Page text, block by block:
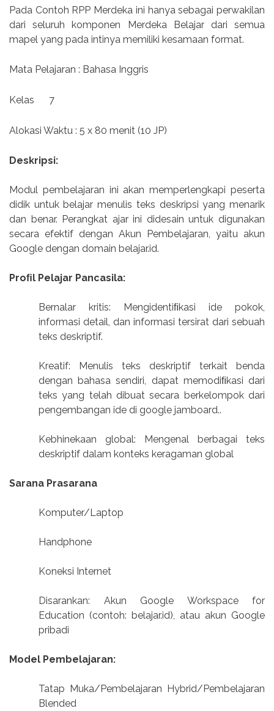
Pada Contoh RPP Merdeka ini hanya sebagai perwakilan
dari seluruh komponen Merdeka Belajar dari semua
mapel yang pada intinya memiliki kesamaan format.
Mata Pelajaran : Bahasa Inggris
Kelas 7
Alokasi Waktu : 5 x 80 menit (10 JP)
Deskripsi:
Modul pembelajaran ini akan memperlengkapi peserta
didik untuk belajar menulis teks deskripsi yang menarik
dan benar. Perangkat ajar ini didesain untuk digunakan
secara efektif dengan Akun Pembelajaran, yaitu akun
Google dengan domain belajar.id.
Proﬁl Pelajar Pancasila:
Bernalar kritis: Mengidentiﬁkasi ide pokok,
informasi detail, dan informasi tersirat dari sebuah
teks deskriptif.
Kreatif: Menulis teks deskriptif terkait benda
dengan bahasa sendiri, dapat memodiﬁkasi dari
teks yang telah dibuat secara berkelompok dari
pengembangan ide di google jamboard..
Kebhinekaan global: Mengenal berbagai teks
deskriptif dalam konteks keragaman global
Sarana Prasarana
Komputer/Laptop
Handphone
Koneksi Internet
Disarankan: Akun Google Workspace for
Education (contoh: belajar.id), atau akun Google
pribadi
Model Pembelajaran:
Tatap Muka/Pembelajaran Hybrid/Pembelajaran
Blended